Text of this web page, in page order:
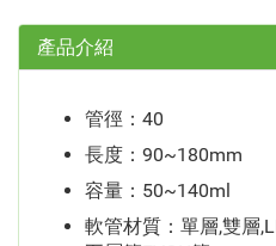
產品介紹
管徑：40
長度：90~180mm
容量：50~140ml
軟管材質：單層,雙層